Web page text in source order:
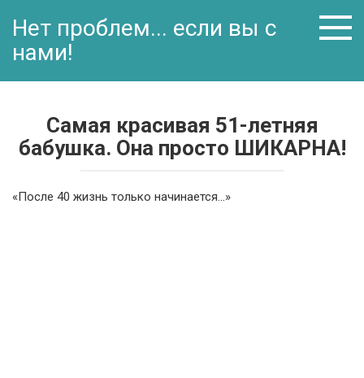
контенту
Нет проблем... если вы с
нами!
Самая красивая 51-летняя
бабушка. Она просто ШИКАРНА!
«После 40 жизнь только начинается…»